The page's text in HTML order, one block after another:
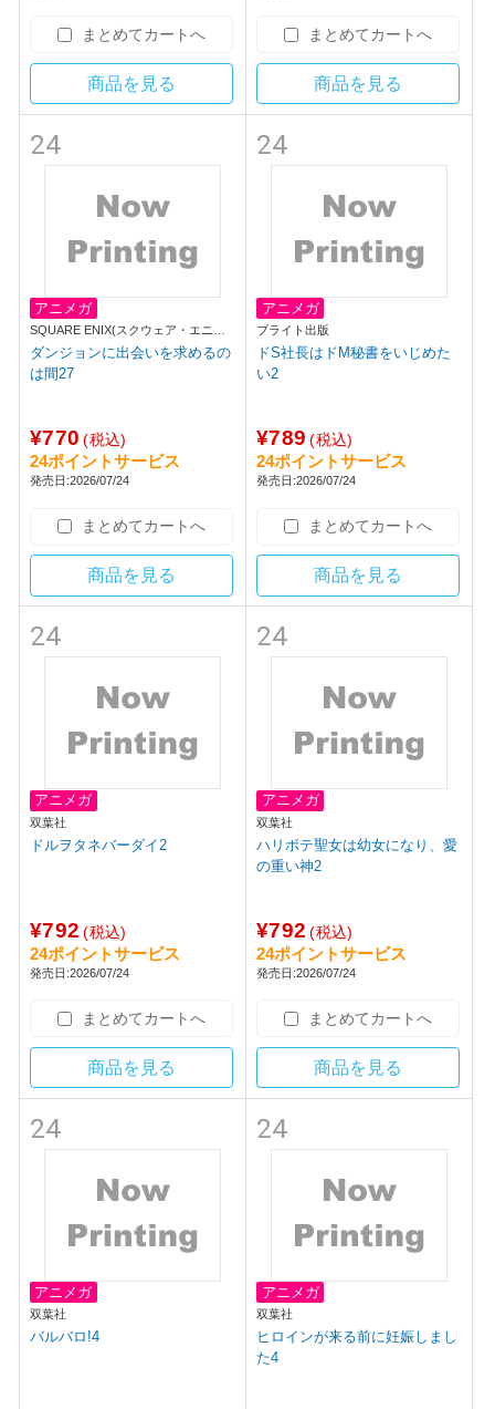
まとめてカートへ
商品を見る
まとめてカートへ
商品を見る
24
アニメガ
SQUARE ENIX(スクウェア・エニッ
クス)
ダンジョンに出会いを求めるの
は間27
¥770 (税込)
24ポイントサービス
発売日:2026/07/24
まとめてカートへ
商品を見る
24
アニメガ
ブライト出版
ドS社長はドM秘書をいじめた
い2
¥789 (税込)
24ポイントサービス
発売日:2026/07/24
まとめてカートへ
商品を見る
24
アニメガ
双葉社
ドルヲタネバーダイ2
¥792 (税込)
24ポイントサービス
発売日:2026/07/24
まとめてカートへ
商品を見る
24
アニメガ
双葉社
ハリボテ聖女は幼女になり、愛
の重い神2
¥792 (税込)
24ポイントサービス
発売日:2026/07/24
まとめてカートへ
商品を見る
24
アニメガ
双葉社
バルバロ!4
24
アニメガ
双葉社
ヒロインが来る前に妊娠しまし
た4